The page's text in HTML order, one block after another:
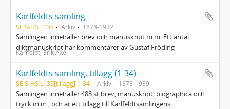
Karlfeldts samling
SE S-HS L135 Arkiv 1878-1932
Samlingen innehåller brev och manuskript m.m. Ett antal
diktmanuskript har kommentarer av Gustaf Fröding
Karlfeldt, Erik Axel
Karlfeldts samling, tillägg (1-34)
SE S-HS L135[tillägg]:1-34 Arkiv 1873-1939
Samlingen innehåller 483 st brev, manuskript, biographica och
tryck m.m., och är ett tillägg till Karlfeldtsamlingens